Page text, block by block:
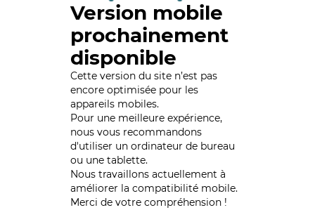
Version mobile
prochainement
disponible
Cette version du site n’est pas
encore optimisée pour les
appareils mobiles.
Pour une meilleure expérience,
nous vous recommandons
d'utiliser un ordinateur de bureau
ou une tablette.
Nous travaillons actuellement à
améliorer la compatibilité mobile.
Merci de votre compréhension !